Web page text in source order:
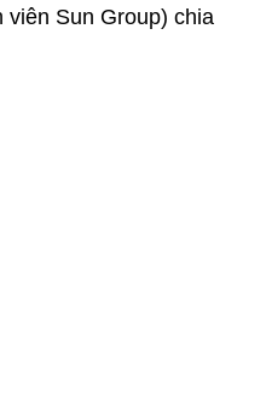
viên Sun Group) chia